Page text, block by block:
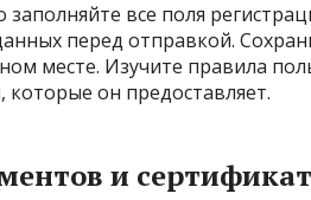
заполняйте все поля
перед отправкой.
месте. Изучите правила
он предоставляет.
и